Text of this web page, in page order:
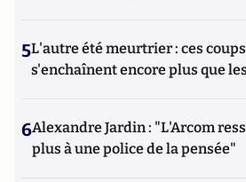
5L'autre été meurtrier : ces
s'enchaînent encore plus que
6Alexandre Jardin : "L'Arcom
plus à une police de la pensée"